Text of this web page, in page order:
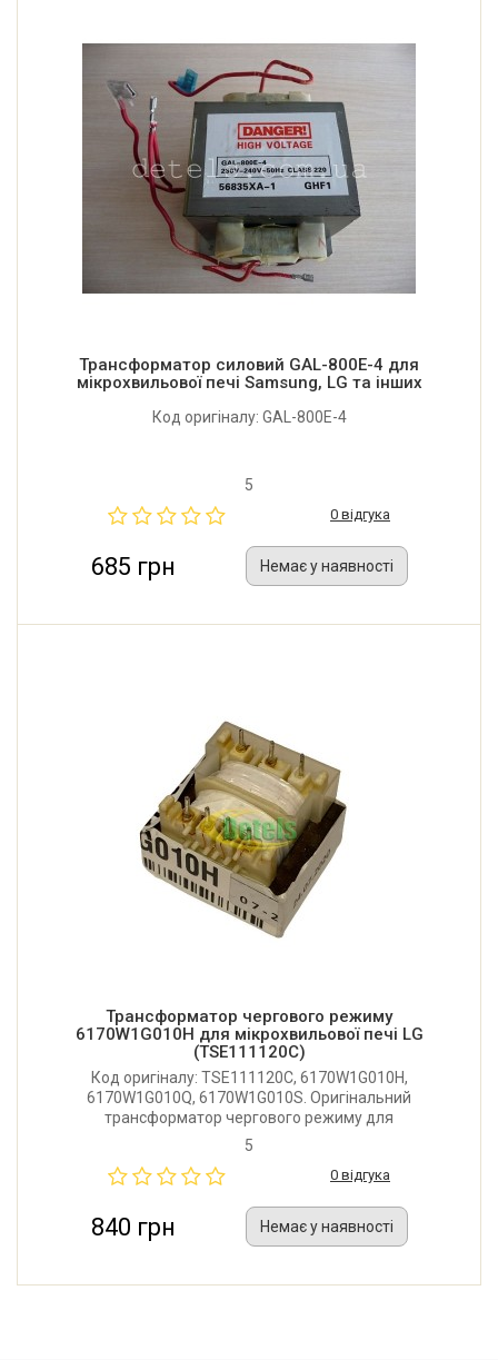
Трансформатор силовий GAL-800E-4 для
мікрохвильової печі Samsung, LG та інших
Код оригіналу: GAL-800E-4
5
0 відгука
685 грн Немає у наявності
Трансформатор чергового режиму
6170W1G010H для мікрохвильової печі LG
(TSE111120C)
Код оригіналу: TSE111120C, 6170W1G010H,
6170W1G010Q, 6170W1G010S. Оригінальний
трансформатор чергового режиму для
мікрохвильової печі LG. Напруга: 230V. Вихідна
5
0 відгука
840 грн Немає у наявності